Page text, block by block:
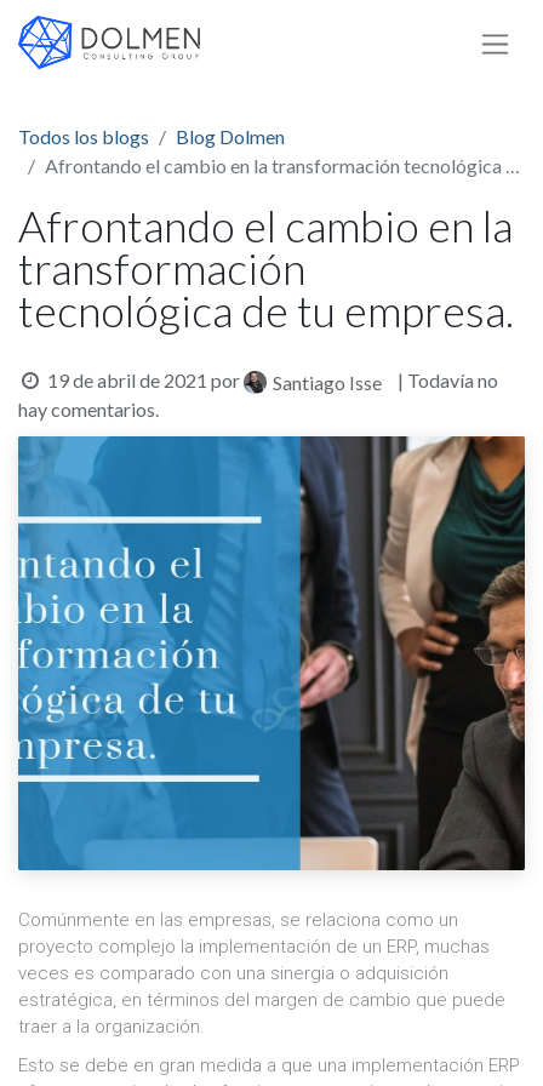
Todos los blogs
Blog Dolmen
Afrontando el cambio en la transformación tecnológica de tu empresa.
Afrontando el cambio en la
transformación
tecnológica de tu empresa.
19 de abril de 2021 por Santiago Isse
| Todavía no
hay comentarios.
Comúnmente en las empresas, se relaciona como un
proyecto complejo la implementación de un ERP, muchas
veces es comparado con una sinergia o adquisición
estratégica, en términos del margen de cambio que puede
traer a la organización.
Esto se debe en gran medida a que una implementación ERP